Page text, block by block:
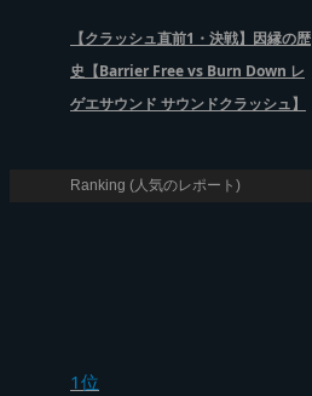
【クラッシュ直前1・決戦】因縁の歴
史【Barrier Free vs Burn Down レ
ゲエサウンド サウンドクラッシュ】
Ranking (人気のレポート)
1位